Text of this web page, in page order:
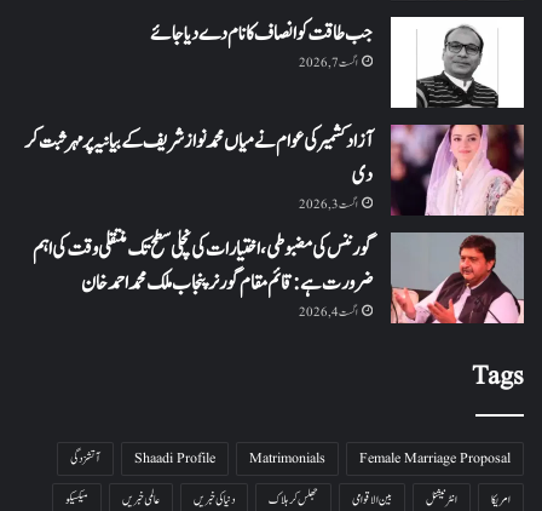
جب طاقت کو انصاف کا نام دے دیا جائے
اگست 7, 2026
آزاد کشمیر کی عوام نے میاں محمد نواز شریف کے بیانیہ پر مہر ثبت کر
دی
اگست 3, 2026
گورننس کی مضبوطی، اختیارات کی نچلی سطح تک منتقلی وقت کی اہم
ضرورت ہے: قائم مقام گورنر پنجاب ملک محمد احمد خان
اگست 4, 2026
Tags
Female Marriage Proposal
Matrimonials
Shaadi Profile
آتشزدگی
امریکا
انٹرنیشنل بین الاقوامی جھلس کر ہلاک دنیا کی خبریں عالمی خبریں
میکسیکو